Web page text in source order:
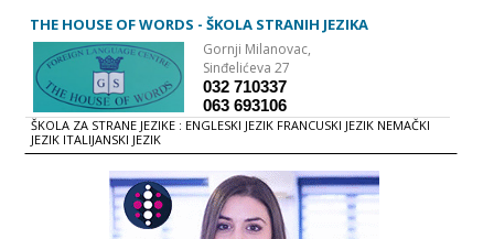
THE HOUSE OF WORDS - ŠKOLA STRANIH JEZIKA
Gornji Milanovac,
Sinđelićeva 27
032 710337
063 693106
ŠKOLA ZA STRANE JEZIKE : ENGLESKI JEZIK FRANCUSKI JEZIK NEMAČKI
JEZIK ITALIJANSKI JEZIK